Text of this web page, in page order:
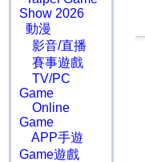
Show 2026
動漫
影音/直播
賽事遊戲
TV/PC
Game
Online
Game
APP手遊
Game遊戲